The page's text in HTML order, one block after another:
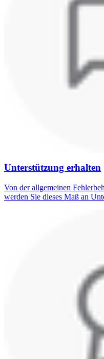
Unterstützung erhalten
Von der allgemeinen
werden Sie dieses Maß an